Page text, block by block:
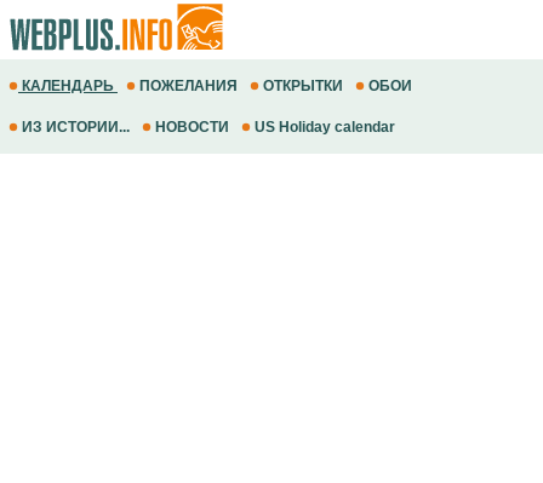
КАЛЕНДАРЬ ПОЖЕЛАНИЯ ОТКРЫТКИ ОБОИ
ИЗ ИСТОРИИ... НОВОСТИ US Holiday calendar